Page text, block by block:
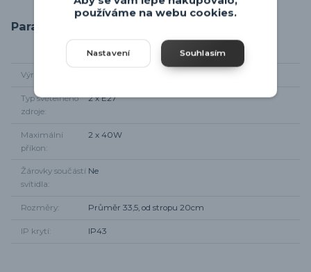
Parametry
Výrobce
Typ světelného
zdroje
2 x E27
Maximální
příkon
2 x 40W
Žárovky součástí
svítidla
Ne
Rozměry Průměr 33,5, od stropu 20cm
IP krytí IP43
používáme na webu cookies.
Nastavení Souhlasím